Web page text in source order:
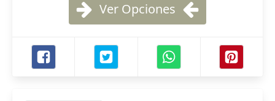
Ver Opciones